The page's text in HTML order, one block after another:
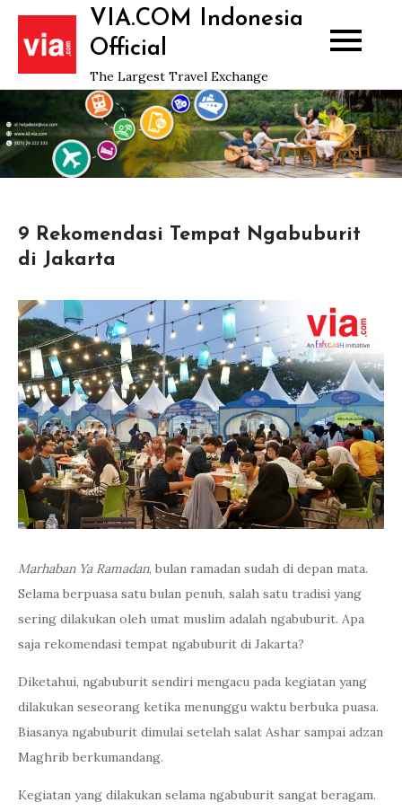
Skip
content
VIA.COM Indonesia
Official
The Largest Travel Exchange
9 Rekomendasi Tempat Ngabuburit
di Jakarta
Marhaban Ya Ramadan, bulan ramadan sudah di depan mata.
Selama berpuasa satu bulan penuh, salah satu tradisi yang
sering dilakukan oleh umat muslim adalah ngabuburit. Apa
saja rekomendasi tempat ngabuburit di Jakarta?
Diketahui, ngabuburit sendiri mengacu pada kegiatan yang
dilakukan seseorang ketika menunggu waktu berbuka puasa.
Biasanya ngabuburit dimulai setelah salat Ashar sampai adzan
Maghrib berkumandang.
Kegiatan yang dilakukan selama ngabuburit sangat beragam.